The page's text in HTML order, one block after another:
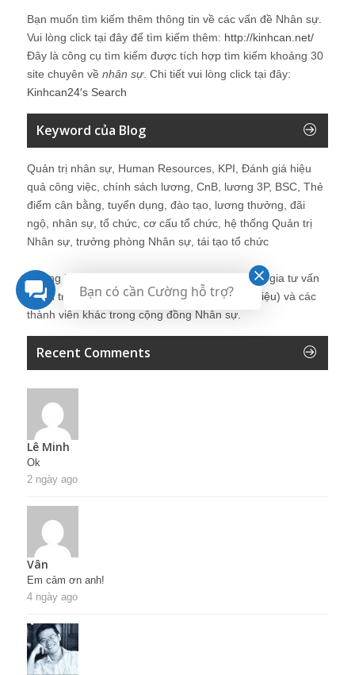
Bạn muốn tìm kiếm thêm thông tin về các vấn đề Nhân sự
Vui lòng click tại đây để tìm kiếm thêm: http://kinhcan.net/
Đây là công cụ tìm kiếm được tích hợp tìm kiếm khoảng 30
site chuyên về nhân sự. Chi tiết vui lòng click tại đây:
Kinhcan24′s Search
Keyword của Blog
Quản trị nhân sự, Human Resources, KPI, Đánh giá hiệu
quả công việc, chính sách lương, CnB, lương 3P, BSC, Thẻ
điểm cân bằng, tuyển dụng, đào tạo, lương thưởng, đãi
ngộ, nhân sự, tổ chức, cơ cấu tổ chức, hệ thống Quản trị
Nhân sự, trưởng phòng Nhân sự, tái tạo tổ chức
Những bài viết tại blog được chia sẻ bởi chuyên gia tư vấn
Quản trị Nhân sự Nguyễn Hùng Cường (giới thiệu) và các
thành viên khác trong cộng đồng Nhân sự.
Recent Comments
Lê Minh
Ok
2 ngày ago
Vân
Em cảm ơn anh!
4 ngày ago
Bạn có cần Cường hỗ trợ?